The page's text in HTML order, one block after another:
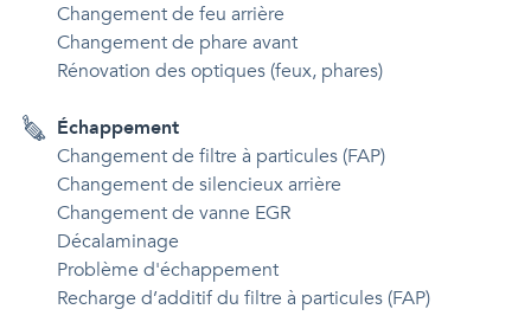
Changement de feu arrière
Changement de phare avant
Rénovation des optiques (feux, phares)
Échappement
Changement de filtre à particules (FAP)
Changement de silencieux arrière
Changement de vanne EGR
Décalaminage
Problème d'échappement
Recharge d’additif du filtre à particules (FAP)